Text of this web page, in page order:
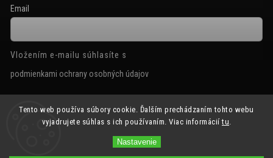
Tento web používa súbory cookie. Ďalším prechádzaním tohto webu
vyjadrujete súhlas s ich používaním. Viac informáciítu.
Nastavenie
Email
Vložením e-mailu súhlasíte s
podmienkami ochrany osobných údajov
Prihlásiť sa